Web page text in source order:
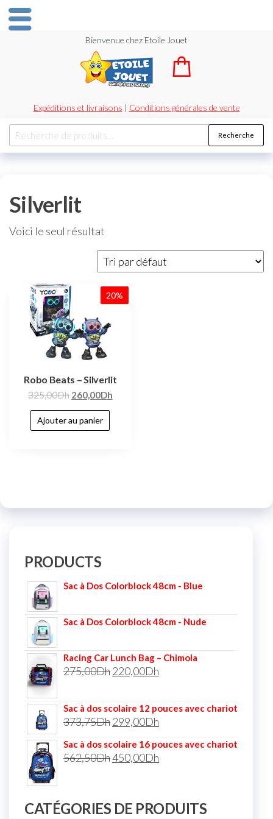
Bienvenue chez Etoile Jouet
Expéditions et livraisons | Conditions générales de vente
Recherche
Silverlit
Voici le seul résultat
20%
Robo Beats – Silverlit
325,00Dh 260,00Dh
Ajouter au panier
PRODUCTS
Sac à Dos Colorblock 48cm - Blue
Sac à Dos Colorblock 48cm - Nude
Racing Car Lunch Bag – Chimola
275,00Dh220,00Dh
Sac à dos scolaire 12 pouces avec chariot
373,75Dh299,00Dh
Sac à dos scolaire 16 pouces avec chariot
562,50Dh450,00Dh
CATÉGORIES DE PRODUITS